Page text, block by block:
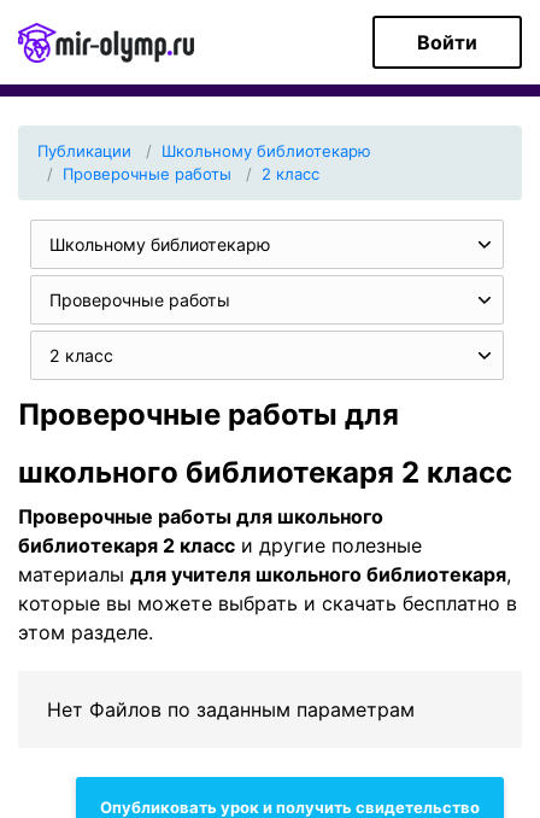
Войти
Публикации
Школьному библиотекарю
Проверочные работы
2 класс
Школьному библиотекарю
Проверочные работы
2 класс
Проверочные работы для
школьного библиотекаря 2 класс
Проверочные работы для школьного
библиотекаря 2 класс и другие полезные
материалы для учителя школьного библиотекаря,
которые вы можете выбрать и скачать бесплатно в
этом разделе.
Нет Файлов по заданным параметрам
Опубликовать урок и получить свидетельство